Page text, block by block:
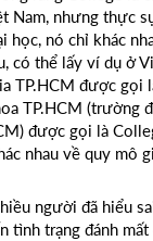
Nam, nhưng thực
học, nó chỉ khác
có thể lấy ví dụ ở
TP.HCM được gọi
TP.HCM (trường
được gọi là
nhau về quy mô
người đã hiểu
tình trạng đánh